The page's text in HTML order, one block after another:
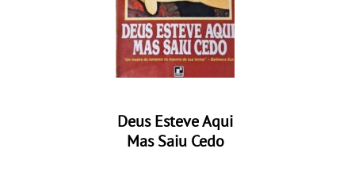
Deus Esteve Aqui
Mas Saiu Cedo